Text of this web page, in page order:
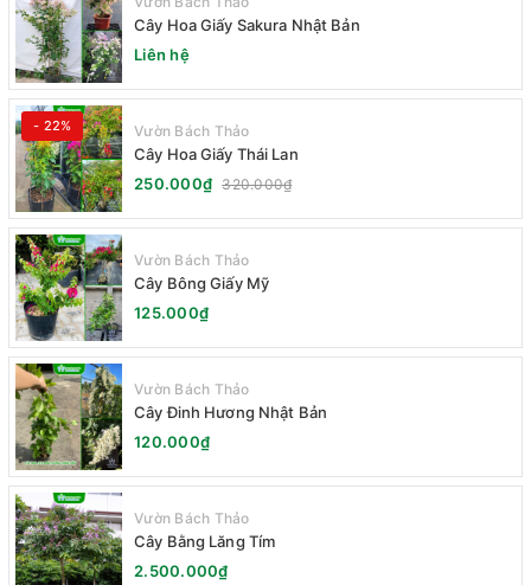
Cây Hoa Giấy Sakura Nhật Bản
Liên hệ
- 22% Vườn Bách Thảo
Cây Hoa Giấy Thái Lan
250.000₫ 320.000₫
Vườn Bách Thảo
Cây Bông Giấy Mỹ
125.000₫
Vườn Bách Thảo
Cây Đinh Hương Nhật Bản
120.000₫
Vườn Bách Thảo
Cây Bằng Lăng Tím
2.500.000₫